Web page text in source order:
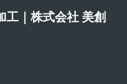
工｜株式会社 美創